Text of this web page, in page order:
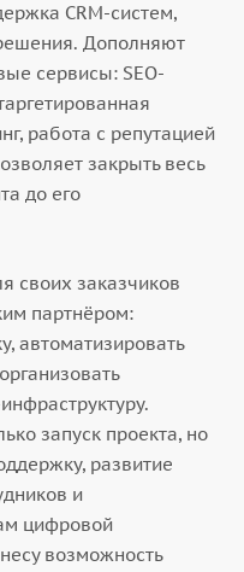
CRM-систем,
Дополняют
сервисы: SEO-
работа с репутацией
закрыть весь
до его
своих заказчиков
партнёром:
автоматизировать
запуск проекта, но
развитие
и
цифровой
возможность